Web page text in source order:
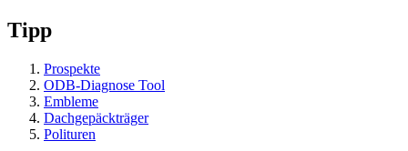
Tipp
Prospekte
ODB-Diagnose Tool
Embleme
Dachgepäckträger
Polituren